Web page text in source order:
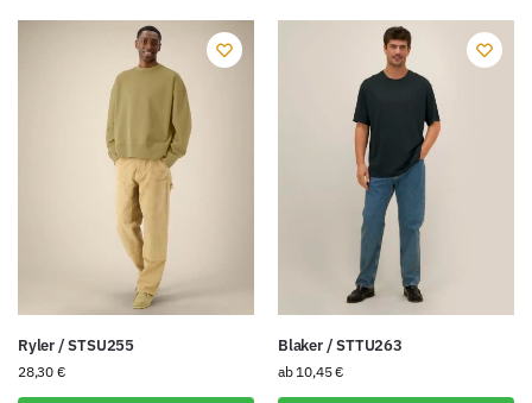
Ryler / STSU255
28,30 €
Blaker / STTU263
ab 10,45€